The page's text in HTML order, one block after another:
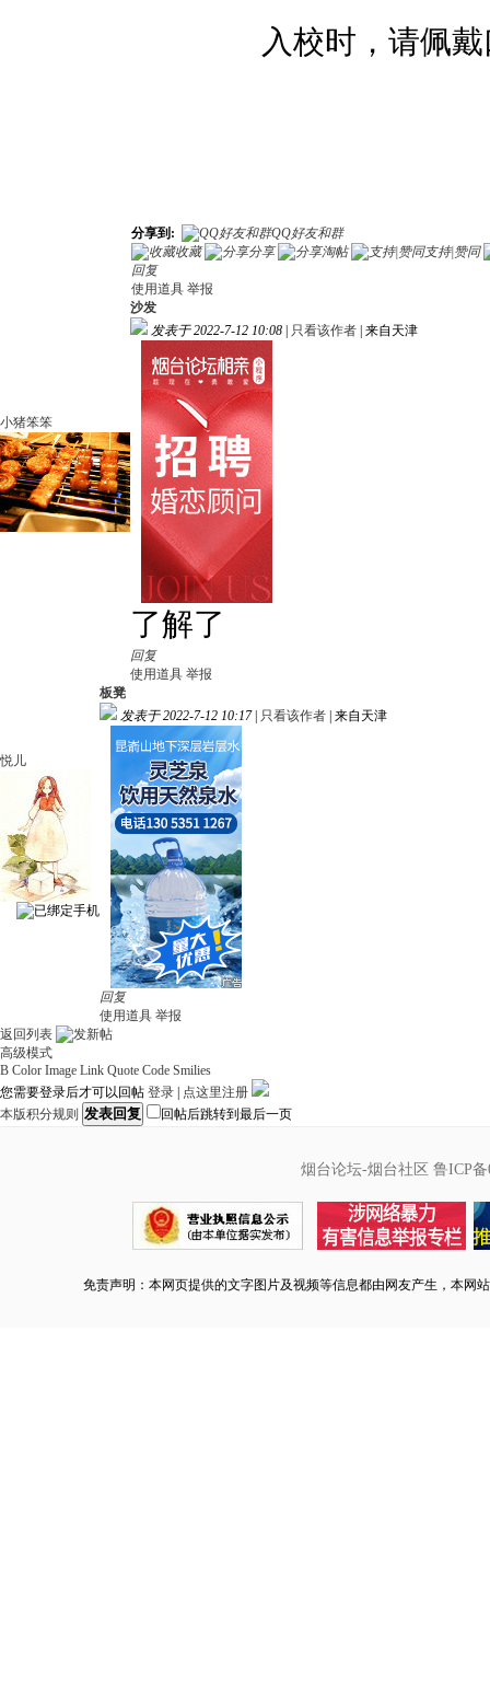
入校时，请佩
分享到:
QQ好友和群
收藏
分享 淘帖
支持|赞同
回复
使用道具 举报
小猪笨笨
沙发
发表于 2022-7-12 10:08
只看该作者 来自天津
了解了
回复
使用道具 举报
悦儿
板凳
发表于 2022-7-12 10:17
只看该作者 来自天津
回复
使用道具 举报
返回列表
高级模式
B Color Image Link Quote Code Smilies
您需要登录后才可以回帖 登录
点这里注册
本版积分规则 发表回复 回帖后跳转到最后一页
烟台论坛-烟台社区 鲁ICP备
免责声明：本网页提供的文字图片及视频等信息都由网友产生，本网